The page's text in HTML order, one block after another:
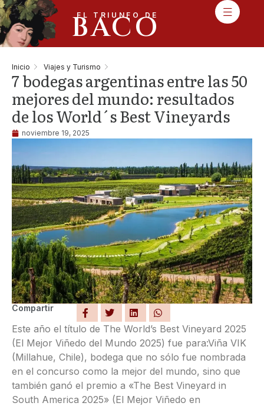
EL TRIUNFO DE
BACO
Inicio Viajes y Turismo
7 bodegas argentinas entre las 50
mejores del mundo: resultados
de los World´s Best Vineyards
noviembre 19, 2025
Compartir
Este año el título de The World’s Best Vineyard 2025
(El Mejor Viñedo del Mundo 2025) fue para:Viña VIK
(Millahue, Chile), bodega que no sólo fue nombrada
en el concurso como la mejor del mundo, sino que
también ganó el premio a «The Best Vineyard in
South America 2025» (El Mejor Viñedo en